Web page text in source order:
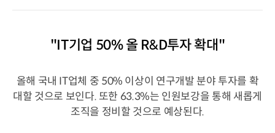
"IT기업 50% 올 R&D투자 확대"
올해 국내 IT업체 중 50% 이상이 연구개발 분야 투자를 확
대할 것으로 보인다. 또한 63.3%는 인원보강을 통해 새롭게
조직을 정비할 것으로 예상된다.